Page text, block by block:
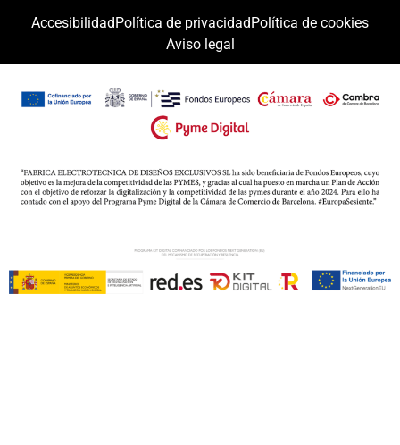
AccesibilidadPolítica de privacidadPolítica de cookies
Aviso legal